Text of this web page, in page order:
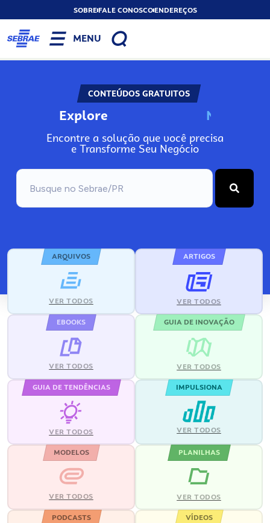
SOBREFALE CONOSCOENDEREÇOS
MENU
CONTEÚDOS GRATUITOS
Explore N
Encontre a solução que você precisa
e Transforme Seu Negócio
ARQUIVOS
VER TODOS
ARTIGOS
VER TODOS
EBOOKS
VER TODOS
GUIA DE INOVAÇÃO
VER TODOS
GUIA DE TENDÊNCIAS
VER TODOS
IMPULSIONA
VER TODOS
MODELOS
VER TODOS
PLANILHAS
VER TODOS
PODCASTS VÍDEOS